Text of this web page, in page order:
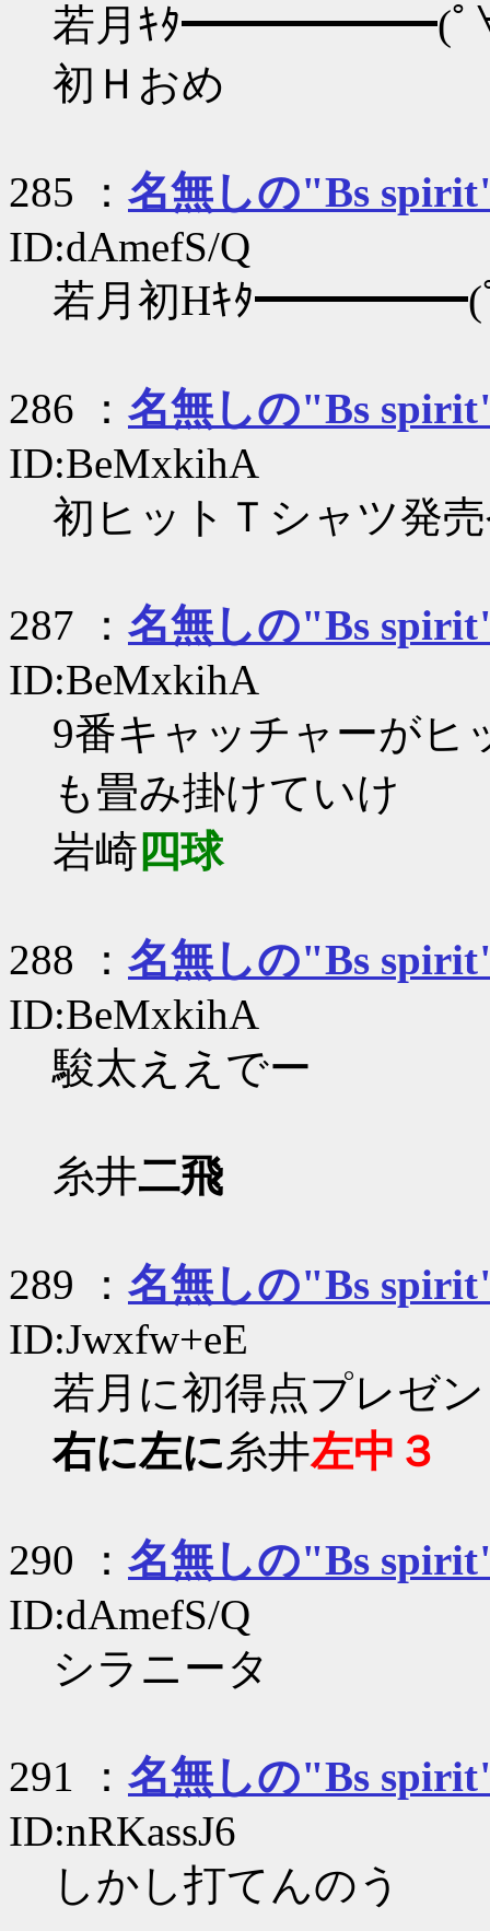
若月ｷﾀ━━━━━━(
初Ｈおめ
285 ： 名無しの"Bs
ID:dAmefS/Q
若月初Hｷﾀ
286 ： 名無しの"Bs
ID:BeMxkihA
初ヒットＴシャツ発
287 ： 名無しの"Bs
ID:BeMxkihA
9番キャッチャーがヒ
も畳み掛けていけ
岩崎 四球
288 ： 名無しの"Bs
ID:BeMxkihA
駿太ええでー
糸井二飛
289 ： 名無しの"Bs
ID:Jwxfw+eE
若月に初得点プレゼ
右に左に糸井左中３
290 ： 名無しの"Bs
ID:dAmefS/Q
シラニータ
291 ： 名無しの"Bs
ID:nRKassJ6
しかし打てんのう